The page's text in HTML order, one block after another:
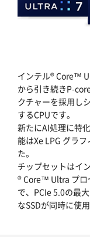
インテル® Core™
から引き続きP-
クチャーを採用し
するCPUです。
新たにAI処理に特
能はXe LPG グラ
た。
チップセットはイ
® Core™ Ultra プロ
で、PCIe 5.0の最
なSSDが同時に使